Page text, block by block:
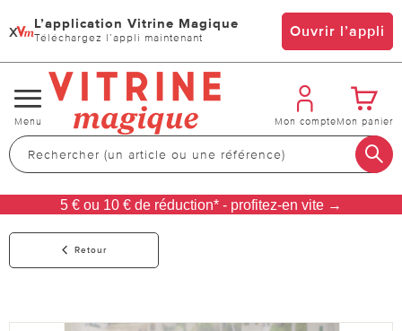
x L’application Vitrine Magique
Téléchargez l’appli maintenant Ouvrir l’appli
Changer
de
navigation
Menu Mon compteMon panier
5 € ou 10 € de réduction* - profitez-en vite →
Retour